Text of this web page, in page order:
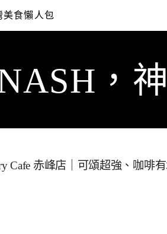
美食懶人包
，
Cafe 赤峰店｜可頌超強、咖啡